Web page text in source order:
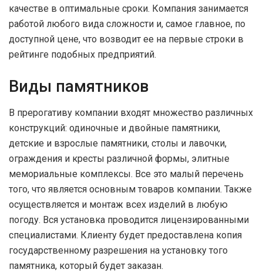
качестве в оптимальные сроки. Компания занимается
работой любого вида сложности и, самое главное, по
доступной цене, что возводит ее на первые строки в
рейтинге подобных предприятий.
Виды памятников
В прерогативу компании входят множество различных
конструкций: одиночные и двойные памятники,
детские и взрослые памятники, столы и лавочки,
ограждения и кресты различной формы, элитные
мемориальные комплексы. Все это малый перечень
того, что является основным товаров компании. Также
осуществляется и монтаж всех изделий в любую
погоду. Вся установка проводится лицензированными
специалистами. Клиенту будет предоставлена копия
государственному разрешения на установку того
памятника, который будет заказан.